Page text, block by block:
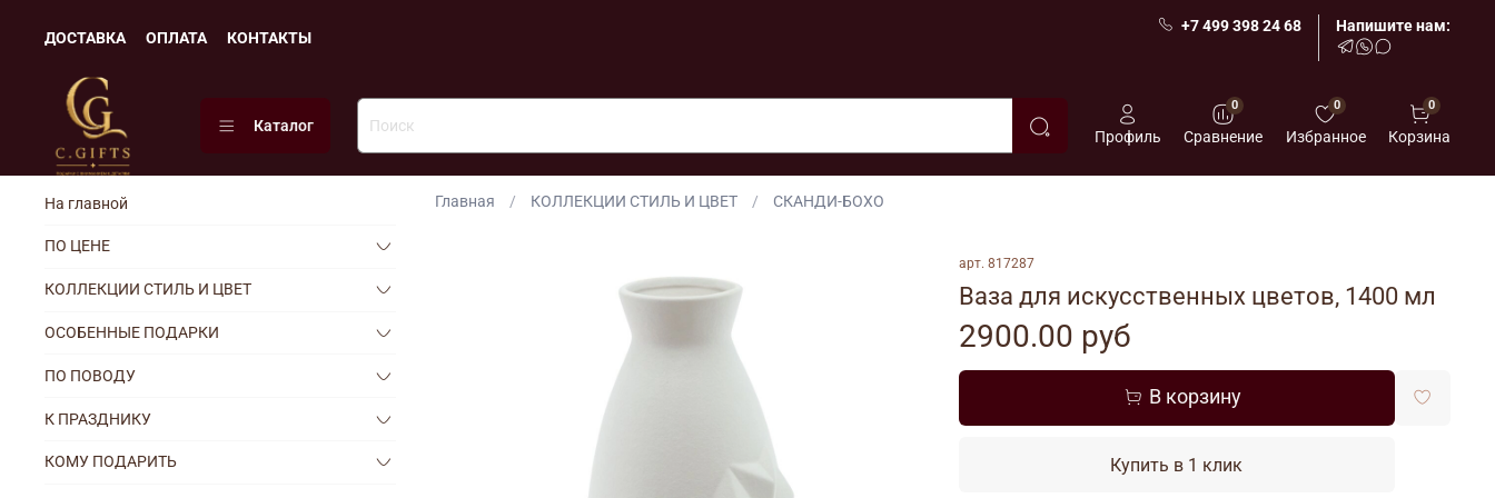
ДОСТАВКА ОПЛАТА КОНТАКТЫ
+7 499 398 24 68 Напишите нам:
Каталог
Профиль
0
Сравнение
0
Избранное
0
Корзина
Главная КОЛЛЕКЦИИ СТИЛЬ И ЦВЕТ СКАНДИ-БОХО
арт. 817287
Ваза для искусственных цветов, 1400 мл
2900.00 руб
В корзину
Купить в 1 клик
На главной
ПО ЦЕНЕ
КОЛЛЕКЦИИ СТИЛЬ И ЦВЕТ
ОСОБЕННЫЕ ПОДАРКИ
ПО ПОВОДУ
К ПРАЗДНИКУ
КОМУ ПОДАРИТЬ